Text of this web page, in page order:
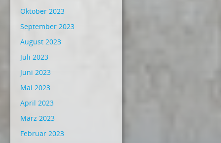
Oktober 2023
September 2023
August 2023
Juli 2023
Juni 2023
Mai 2023
April 2023
März 2023
Februar 2023